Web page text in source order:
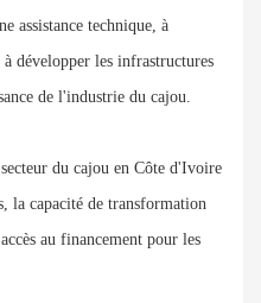
assistance technique, à
développer les infrastructures
de l'industrie du cajou.
du cajou en Côte d'Ivoire
la capacité de transformation
au financement pour les